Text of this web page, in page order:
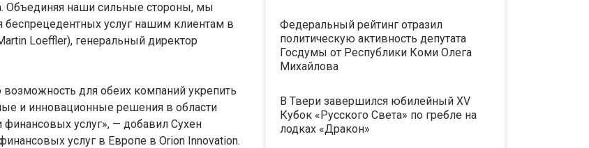
Объединяя наши сильные стороны, мы
услуг нашим клиентам в
Loeffler), генеральный директор
возможность для обеих компаний укрепить
и инновационные решения в области
финансовых услуг», — добавил Сухен
услуг в Европе в Orion Innovation.
Федеральный рейтинг отразил
политическую активность депутата
Госдумы от Республики Коми Олега
Михайлова
В Твери завершился юбилейный XV
Кубок «Русского Света» по гребле на
лодках «Дракон»